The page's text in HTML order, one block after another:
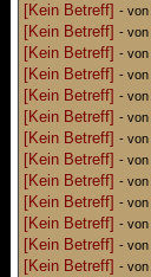
[Kein Betreff] - von
[Kein Betreff] - von
[Kein Betreff] - von
[Kein Betreff] - von
[Kein Betreff] - von
[Kein Betreff] - von
[Kein Betreff] - von
[Kein Betreff] - von
[Kein Betreff] - von
[Kein Betreff] - von
[Kein Betreff] - von
[Kein Betreff] - von
[Kein Betreff] - von